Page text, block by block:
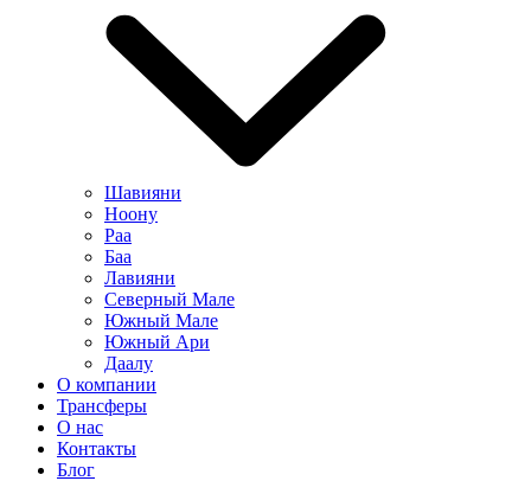
Шавияни
Ноону
Раа
Баа
Лавияни
Северный Мале
Южный Мале
Южный Ари
Даалу
О компании
Трансферы
О нас
Контакты
Блог